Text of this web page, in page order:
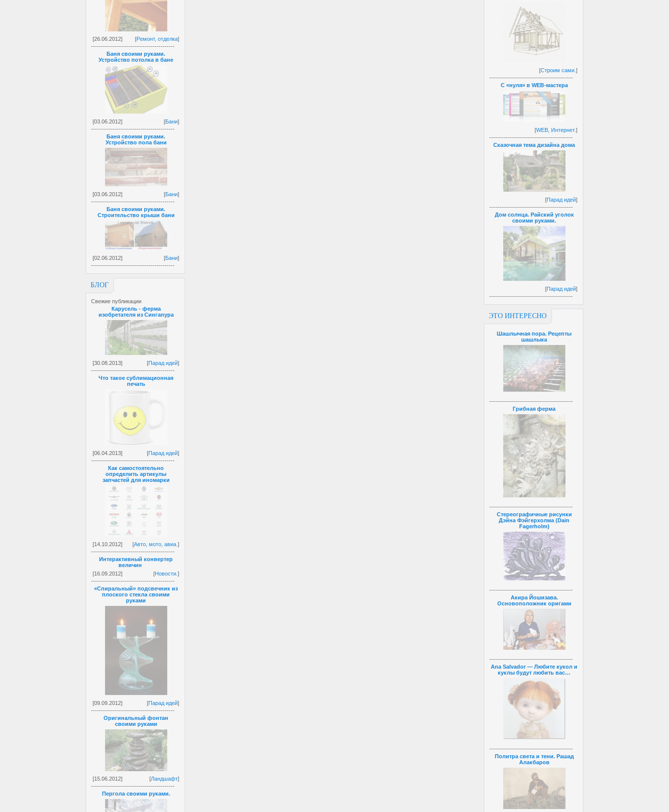
[26.06.2012] [Ремонт, отделка]
------------------------------------------
Баня своими руками.
Устройство потолка в бане
[03.06.2012] [Бани]
------------------------------------------
Баня своими руками.
Устройство пола бани
[03.06.2012] [Бани]
------------------------------------------
Баня своими руками.
Строительство крыши бани
[02.06.2012] [Бани]
------------------------------------------
БЛОГ
Свежие публикации
Карусель - ферма
изобретателя из Сингапура
[30.08.2013] [Парад идей]
------------------------------------------
Что такое сублимационная
печать
[06.04.2013] [Парад идей]
------------------------------------------
Как самостоятельно
определить артикулы
запчастей для иномарки
[14.10.2012] [Авто, мото, авиа. ]
------------------------------------------
Интерактивный конвертер
величин
[16.09.2012]
[Новости. ]
------------------------------------------
«Спиральный» подсвечник из
плоского стекла своими
руками
[09.09.2012] [Парад идей]
------------------------------------------
Оригинальный фонтан
своими руками
[15.06.2012] [Ландшафт]
------------------------------------------
Пергола своими руками.
[Строим сами. ]
------------------------------------------
С «нуля» в WEB-мастера
[WEB, Интернет.]
------------------------------------------
Сказочная тема дизайна дома
[Парад идей]
------------------------------------------
Дом солнца. Райский уголок
своими руками.
[Парад идей]
------------------------------------------
ЭТО ИНТЕРЕСНО
Шашлычная пора. Рецепты
шашлыка
------------------------------------------
Грибная ферма
------------------------------------------
Стереографичные рисунки
Дэйна Фэйгерхолма (Dain
Fagerholm)
------------------------------------------
Акира Йошизава.
Основоположник оригами
------------------------------------------
Ana Salvador — Любите кукол и
куклы будут любить вас…
------------------------------------------
Политра света и тени. Рашад
Алакбаров